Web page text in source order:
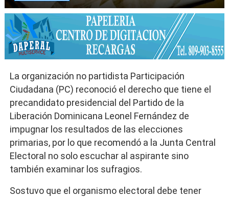
La organización no partidista Participación
Ciudadana (PC) reconoció el derecho que tiene el
precandidato presidencial del Partido de la
Liberación Dominicana Leonel Fernández de
impugnar los resultados de las elecciones
primarias, por lo que recomendó a la Junta Central
Electoral no solo escuchar al aspirante sino
también examinar los sufragios.
Sostuvo que el organismo electoral debe tener